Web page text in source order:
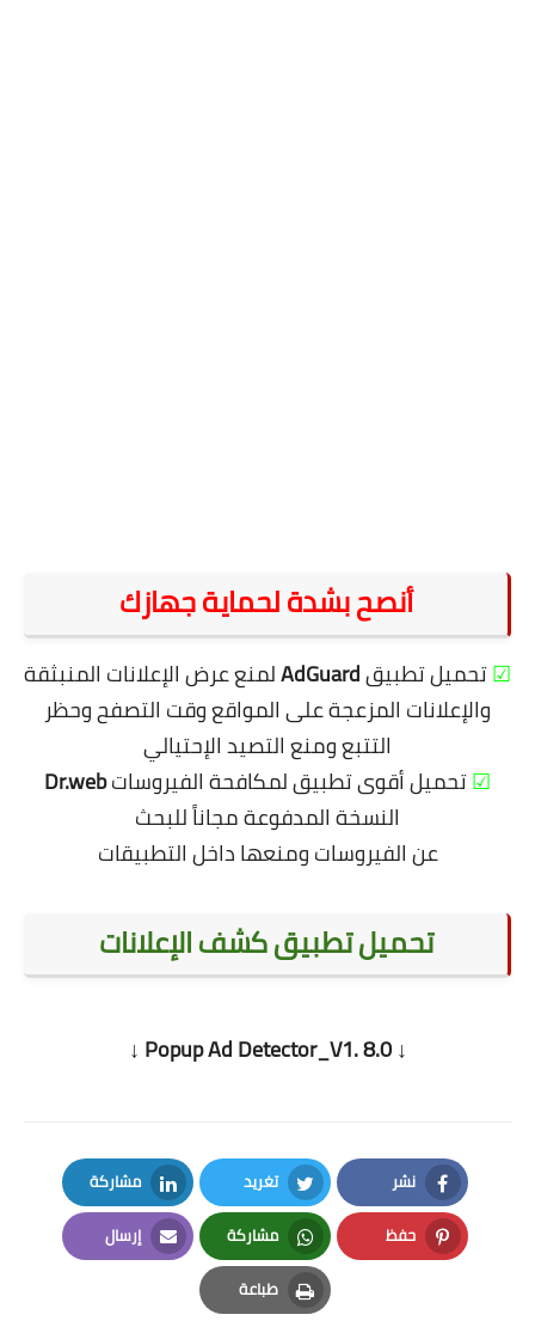
أنصح بشدة لحماية جهازك
☑تحميل تطبيقAdGuardلمنع عرض الإعلانات المنبثقة
والإعلانات المزعجة على المواقع وقت التصفح وحظر
التتبع ومنع التصيد الإحتيالي
☑تحميل أقوى تطبيق لمكافحة الفيروساتDr.web
النسخة المدفوعة مجاناً للبحث
عن الفيروسات ومنعها داخل التطبيقات
تحميل تطبيق كشف الإعلانات
↓ Popup Ad Detector_V1. 8.0 ↓
نشر
Facebook
تغريد
Twitter
مشاركة
LinkedIn
حفظ
Pinterest
مشاركة
Whatsapp
إرسال
Email
طباعة
Print